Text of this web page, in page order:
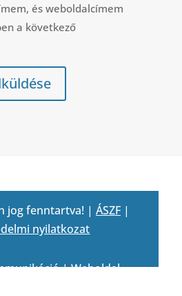
és weboldalcímem
a következő
jog fenntartva! | ÁSZF|
nyilatkozat
|Weboldal